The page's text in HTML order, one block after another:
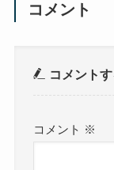
コメント
コメント
コメント ※